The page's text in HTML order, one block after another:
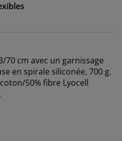
70 cm avec un garnissage
en spirale siliconée, 700 g.
50% fibre Lyocell
cookies et des
garantir une bonne
notre site web. Les
vous proposer des